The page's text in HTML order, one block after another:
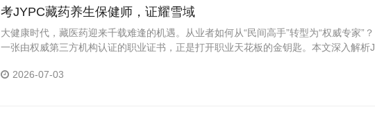
考JYPC藏药养生保健师，证耀雪域
大健康时代，藏医药迎来千载难逢的机遇。从业者如何从“民间高手”转型为“权威专家”？
一张由权威第三方机构认证的职业证书，正是打开职业天花板的金钥匙。本文深入解析J
2026-07-03